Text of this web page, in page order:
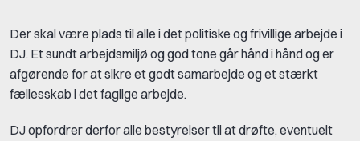
Der skal være plads til alle i det politiske og frivillige arbejde i
DJ. Et sundt arbejdsmiljø og god tone går hånd i hånd og er
afgørende for at sikre et godt samarbejde og et stærkt
fællesskab i det faglige arbejde.
DJ opfordrer derfor alle bestyrelser til at drøfte, eventuelt